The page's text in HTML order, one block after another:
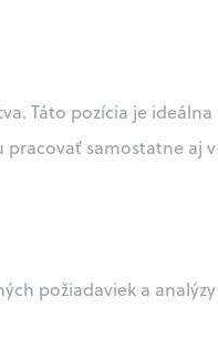
Táto pozícia je ideálna
samostatne aj v
požiadaviek a analýzy